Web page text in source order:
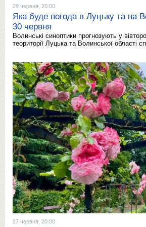
29 червня, 20:00
Яка буде погода в Луцьку та на
30 червня
Волинські синоптики прогнозують у
теориторії Луцька та Волинської області
27 червня, 20:00